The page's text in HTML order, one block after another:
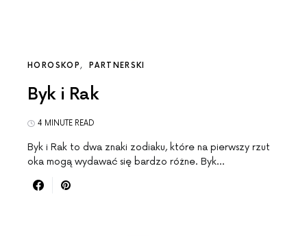
HOROSKOP PARTNERSKI
Byk i Rak
4 MINUTE READ
Byk i Rak to dwa znaki zodiaku, które na pierwszy rzut
oka mogą wydawać się bardzo różne. Byk…